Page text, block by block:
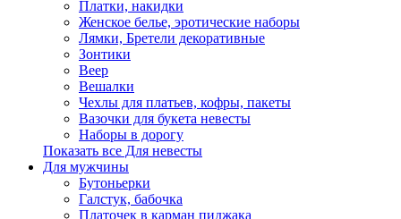
Платки, накидки
Женское белье, эротические наборы
Лямки, Бретели декоративные
Зонтики
Веер
Вешалки
Чехлы для платьев, кофры, пакеты
Вазочки для букета невесты
Наборы в дорогу
Показать все Для невесты
Для мужчины
Бутоньерки
Галстук, бабочка
Платочек в карман пиджака